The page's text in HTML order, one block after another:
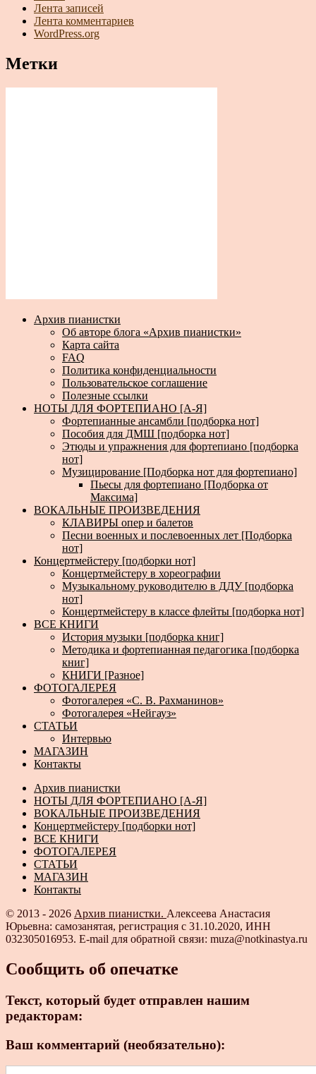
Лента записей
Лента комментариев
WordPress.org
Метки
Архив пианистки
Об авторе блога «Архив пианистки»
Карта сайта
FAQ
Политика конфиденциальности
Пользовательское соглашение
Полезные ссылки
НОТЫ ДЛЯ ФОРТЕПИАНО [А-Я]
Фортепианные ансамбли [подборка нот]
Пособия для ДМШ [подборка нот]
Этюды и упражнения для фортепиано [подборка
нот]
Музицирование [Подборка нот для фортепиано]
Пьесы для фортепиано [Подборка от
Максима]
ВОКАЛЬНЫЕ ПРОИЗВЕДЕНИЯ
КЛАВИРЫ опер и балетов
Песни военных и послевоенных лет [Подборка
нот]
Концертмейстеру [подборки нот]
Концертмейстеру в хореографии
Музыкальному руководителю в ДДУ [подборка
нот]
Концертмейстеру в классе флейты [подборка нот]
ВСЕ КНИГИ
История музыки [подборка книг]
Методика и фортепианная педагогика [подборка
книг]
КНИГИ [Разное]
ФОТОГАЛЕРЕЯ
Фотогалерея «С. В. Рахманинов»
Фотогалерея «Нейгауз»
СТАТЬИ
Интервью
МАГАЗИН
Контакты
Архив пианистки
НОТЫ ДЛЯ ФОРТЕПИАНО [А-Я]
ВОКАЛЬНЫЕ ПРОИЗВЕДЕНИЯ
Концертмейстеру [подборки нот]
ВСЕ КНИГИ
ФОТОГАЛЕРЕЯ
СТАТЬИ
МАГАЗИН
Контакты
© 2013 - 2026 Архив пианистки. Алексеева Анастасия
Юрьевна: самозанятая, регистрация с 31.10.2020, ИНН
032305016953. E-mail для обратной связи: muza@notkinastya.ru
Сообщить об опечатке
Текст, который будет отправлен нашим
редакторам:
Ваш комментарий (необязательно):